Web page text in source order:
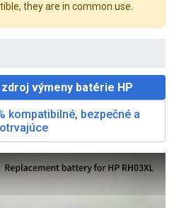
they are in common use.
výmeny batérie HP
kompatibilné, bezpečné a